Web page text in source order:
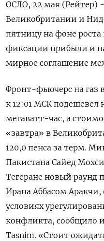
ОСЛО, 22 мая (Рейтер)
Великобритании и
пятницу на фоне роста
фиксации ‌прибыли и
мирное соглашение
Фронт-фьючерс на газ
к 12:01 МСК подешевел
мегаватт-час, ⁠а
«завтра» в
120,0 пенса ‌за терм.
Пакистана Сайед
Тегеране новый раунд
‌Ирана Аббасом
условиях
конфликта, ​сообщило
Tasnim. «Стоит